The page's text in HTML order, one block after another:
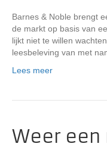
Barnes & Noble brengt
de markt op basis van
lijkt niet te willen
leesbeleving van met
Lees meer
Weer